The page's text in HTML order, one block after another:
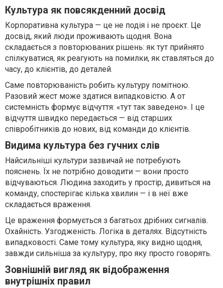
Культура як повсякденний досвід
Корпоративна культура — це не подія і не проєкт. Це
досвід, який люди проживають щодня. Вона
складається з повторюваних рішень: як тут прийнято
спілкуватися, як реагують на помилки, як ставляться до
часу, до клієнтів, до деталей.
Саме повторюваність робить культуру помітною.
Разовий жест може здатися випадковістю. А от
системність формує відчуття: «тут так заведено». І це
відчуття швидко передається — від старших
співробітників до нових, від команди до клієнтів.
Видима культура без гучних слів
Найсильніші культури зазвичай не потребують
пояснень. Їх не потрібно доводити — вони просто
відчуваються. Людина заходить у простір, дивиться на
команду, спостерігає кілька хвилин — і в неї вже
складається враження.
Це враження формується з багатьох дрібних сигналів.
Охайність. Узгодженість. Логіка в деталях. Відсутність
випадковості. Саме тому культура, яку видно щодня,
завжди сильніша за культуру, про яку просто говорять.
Зовнішній вигляд як відображення
внутрішніх правил